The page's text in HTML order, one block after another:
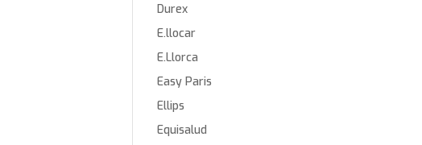
Durex
E.llocar
E.Llorca
Easy Paris
Ellips
Equisalud